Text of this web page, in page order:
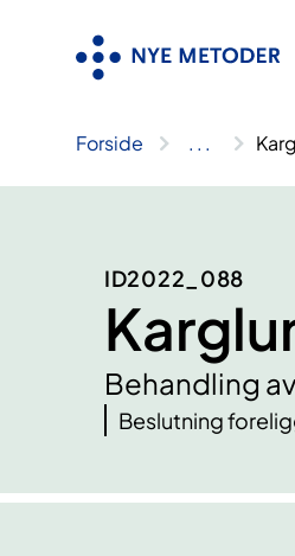
Forside .. .
ID2022_088
Behandling
Beslutning